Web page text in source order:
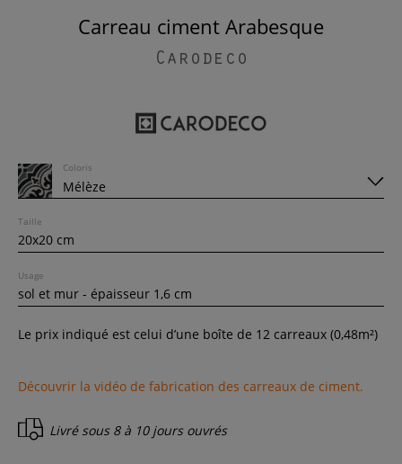
Carreau ciment Arabesque
Carodeco
Coloris
Taille
Usage
Le prix indiqué est celui d’une boîte de 12 carreaux (0,48m²)
Découvrir la vidéo de fabrication des carreaux de ciment.
Livré sous 8 à 10 jours ouvrés